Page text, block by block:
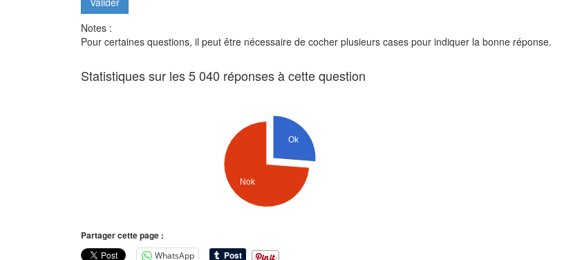
Notes :
Pour certaines questions, il peut être nécessaire de cocher plusieurs cases pour indiquer la bonne réponse.
Statistiques sur les 5 040 réponses à cette question
Ok
Nok
Partager cette page :
WhatsApp